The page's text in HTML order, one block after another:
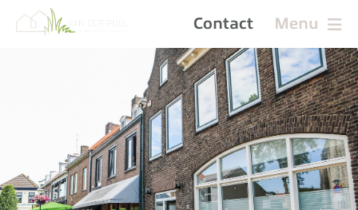
Contact Menu